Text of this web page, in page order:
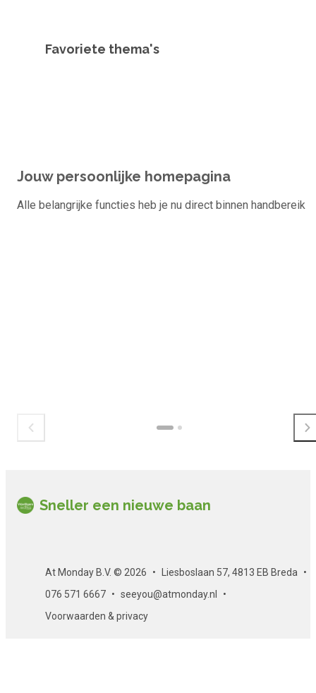
Favoriete thema's
Jouw persoonlijke homepagina
Alle belangrijke functies heb je nu direct binnen handbereik
De nieuwe DISC persoonlijkheidstest
Om meer te bereiken moet je eerst jezelf leren kennen. Doe
Sneller een nieuwe baan
At Monday B.V. © 2026
Liesboslaan 57, 4813 EB Breda
076 571 6667
seeyou@atmonday.nl
Voorwaarden & privacy